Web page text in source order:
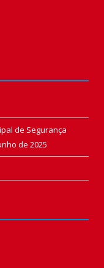
de Segurança
de 2025